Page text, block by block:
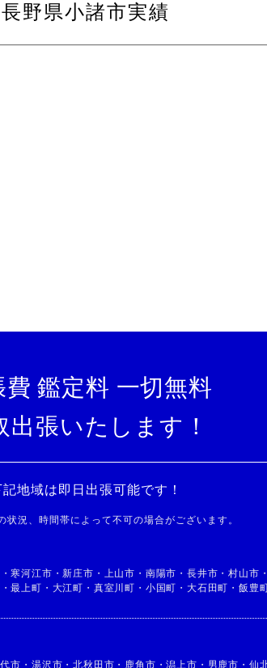
長野県小諸市実績
費 鑑定料 一切無料
出張いたします！
記地域は即日出張可能です！
状況、時間帯によって不可の場合がございます。
・寒河江市 ・新庄市 ・ 上山市 ・ 南陽市 ・ 長井市 ・村山市
・最上町 ・ 大江町 ・ 真室川町 ・ 小国町 ・ 大石田町 ・ 飯豊
市 ・ 湯沢市 ・北秋田市 ・ 鹿角市 ・潟上市 ・ 男鹿市 ・ 仙